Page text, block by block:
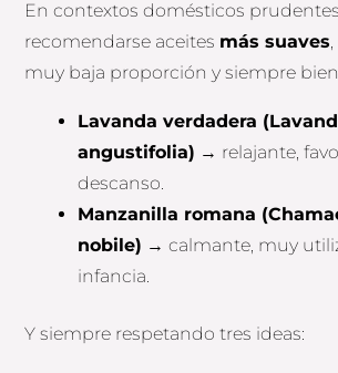
En contextos domésticos
recomendarse aceites más suaves
muy baja proporción y siempre
Lavanda verdadera
angustifolia) → relajante,
descanso.
Manzanilla romana
nobile) → calmante, muy
infancia.
Y siempre respetando tres ideas: